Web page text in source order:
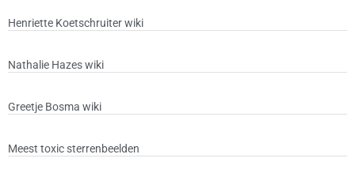
Henriette Koetschruiter wiki
Nathalie Hazes wiki
Greetje Bosma wiki
Meest toxic sterrenbeelden